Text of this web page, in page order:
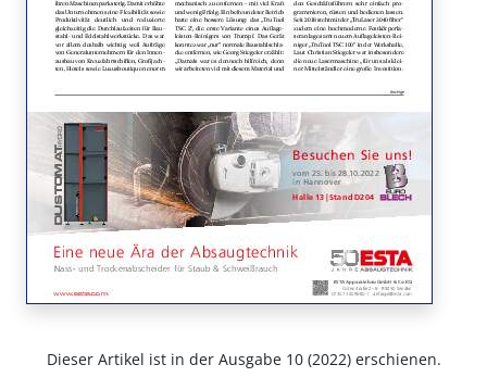
Dieser Artikel ist in der Ausgabe 10 (2022) erschienen.